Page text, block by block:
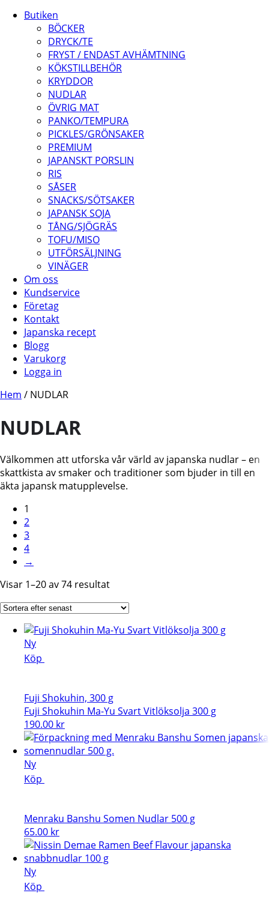
Butiken
BÖCKER
DRYCK/TE
FRYST / ENDAST AVHÄMTNING
KÖKSTILLBEHÖR
KRYDDOR
NUDLAR
ÖVRIG MAT
PANKO/TEMPURA
PICKLES/GRÖNSAKER
PREMIUM
JAPANSKT PORSLIN
RIS
SÅSER
SNACKS/SÖTSAKER
JAPANSK SOJA
TÅNG/SJÖGRÄS
TOFU/MISO
UTFÖRSÄLJNING
VINÄGER
Om oss
Kundservice
Företag
Kontakt
Japanska recept
Blogg
Varukorg
Logga in
Hem / NUDLAR
NUDLAR
Välkommen att utforska vår värld av japanska nudlar – en
skattkista av smaker och traditioner som bjuder in till en
äkta japansk matupplevelse.
1
2
3
4
→
Visar 1–20 av 74 resultatSortera
senaste
Ny
Köp
Fuji Shokuhin, 300 g
Fuji Shokuhin Ma-Yu Svart Vitlöksolja 300 g
190.00 kr
Ny
Köp
Menraku Banshu Somen Nudlar 500 g
65.00 kr
Ny
Köp